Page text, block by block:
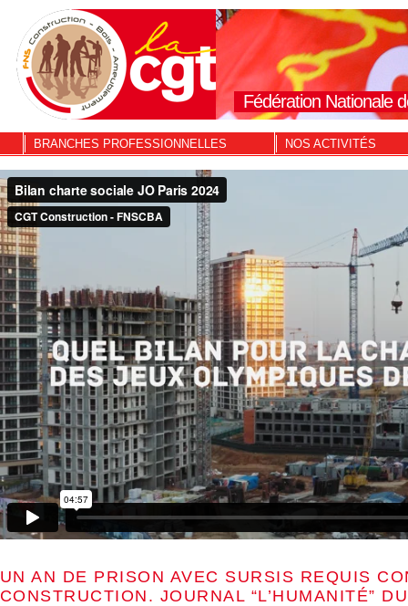
Fédération Nationale
BRANCHES PROFESSIONNELLES NOS ACTIVITÉS
UN AN DE PRISON AVEC SURSIS REQUIS
CONSTRUCTION. JOURNAL “L’HUMANITÉ”